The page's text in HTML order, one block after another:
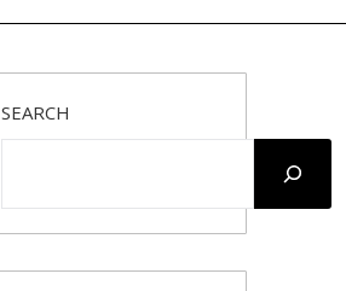
SEARCH